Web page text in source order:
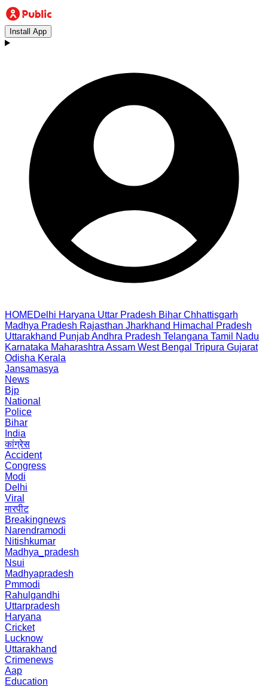
Install App
HOMEDelhi Haryana Uttar Pradesh Bihar Chhattisgarh
Madhya Pradesh Rajasthan Jharkhand Himachal Pradesh
Uttarakhand PunjabAndhra Pradesh Telangana Tamil Nadu
Karnataka Maharashtra Assam West Bengal Tripura Gujarat
Odisha Kerala
Jansamasya
News
Bjp
National
Police
Bihar
India
कांग्रेस
Accident
Congress
Modi
Delhi
Viral
मारपीट
Breakingnews
Narendramodi
Nitishkumar
Madhya_pradesh
Nsui
Madhyapradesh
Pmmodi
Rahulgandhi
Uttarpradesh
Haryana
Cricket
Lucknow
Uttarakhand
Crimenews
Aap
Education